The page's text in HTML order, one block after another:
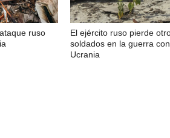
ruso
El ejército ruso pierde
soldados en la guerra
Ucrania